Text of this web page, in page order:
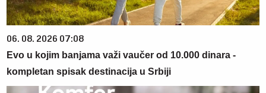
06. 08. 2026 07:08
Evo u kojim banjama važi vaučer od 10.000 dinara -
kompletan spisak destinacija u Srbiji